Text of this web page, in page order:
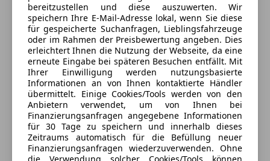
Eintauschwagen: Kaufen und verkaufen in nur einem
Schritt
Ich möchte mein Auto in Zahlung geben
bereitzustellen und diese auszuwerten. Wir
speichern Ihre E-Mail-Adresse lokal, wenn Sie diese
für gespeicherte Suchanfragen, Lieblingsfahrzeuge
oder im Rahmen der Preisbewertung angeben. Dies
erleichtert Ihnen die Nutzung der Webseite, da eine
erneute Eingabe bei späteren Besuchen entfällt. Mit
Ihrer Einwilligung werden nutzungsbasierte
Informationen an von Ihnen kontaktierte Händler
übermittelt. Einige Cookies/Tools werden von den
Anbietern verwendet, um von Ihnen bei
Finanzierungsanfragen angegebene Informationen
für 30 Tage zu speichern und innerhalb dieses
Zeitraums automatisch für die Befüllung neuer
Finanzierungsanfragen wiederzuverwenden. Ohne
die Verwendung solcher Cookies/Tools können